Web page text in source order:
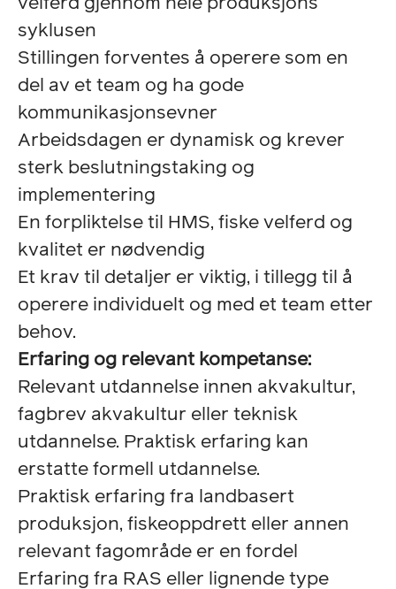
syklusen
Stillingen forventes å operere som en
del av et team og ha gode
kommunikasjonsevner
Arbeidsdagen er dynamisk og krever
sterk beslutningstaking og
implementering
En forpliktelse til HMS, fiske velferd og
kvalitet er nødvendig
Et krav til detaljer er viktig, i tillegg til å
operere individuelt og med et team etter
behov.
Erfaring og relevant kompetanse:
Relevant utdannelse innen akvakultur,
fagbrev akvakultur eller teknisk
utdannelse. Praktisk erfaring kan
erstatte formell utdannelse.
Praktisk erfaring fra landbasert
produksjon, fiskeoppdrett eller annen
relevant fagområde er en fordel
Erfaring fra RAS eller lignende type